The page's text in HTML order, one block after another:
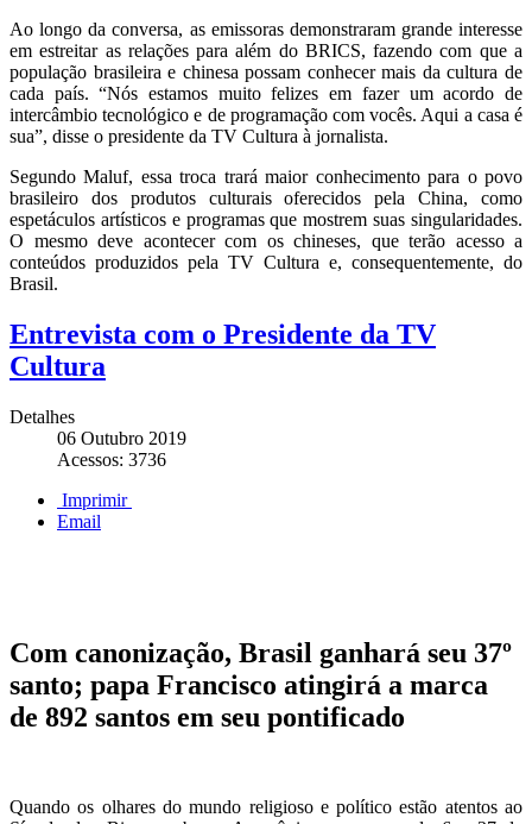
Ao longo da conversa, as emissoras demonstraram grande interesse
em estreitar as relações para além do BRICS, fazendo com que a
população brasileira e chinesa possam conhecer mais da cultura de
cada país. “Nós estamos muito felizes em fazer um acordo de
intercâmbio tecnológico e de programação com vocês. Aqui a casa é
sua”, disse o presidente da TV Cultura à jornalista.
Segundo Maluf, essa troca trará maior conhecimento para o povo
brasileiro dos produtos culturais oferecidos pela China, como
espetáculos artísticos e programas que mostrem suas singularidades.
O mesmo deve acontecer com os chineses, que terão acesso a
conteúdos produzidos pela TV Cultura e, consequentemente, do
Brasil.
Entrevista com o Presidente da TV
Cultura
Detalhes
06 Outubro 2019
Acessos: 3736
Imprimir
Email
Com canonização, Brasil ganhará seu 37º
santo; papa Francisco atingirá a marca
de 892 santos em seu pontificado
Quando os olhares do mundo religioso e político estão atentos ao